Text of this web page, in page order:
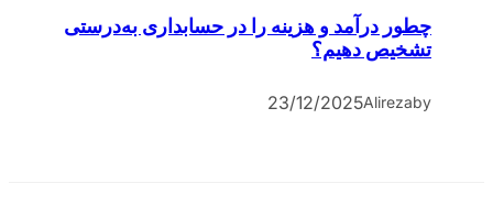
چطور درآمد و هزینه را در حسابداری به‌درستی
تشخیص دهیم؟
by
Alireza
23/12/2025